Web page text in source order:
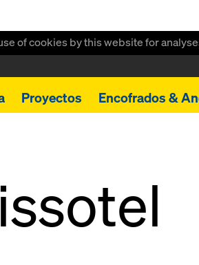
of cookies by this website for
Proyectos Encofrados &